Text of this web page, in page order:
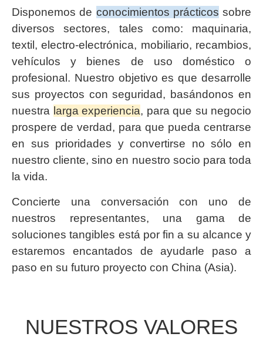
Disponemos de conocimientos prácticos sobre
diversos sectores, tales como: maquinaria,
textil, electro-electrónica, mobiliario, recambios,
vehículos y bienes de uso doméstico o
profesional. Nuestro objetivo es que desarrolle
sus proyectos con seguridad, basándonos en
nuestra larga experiencia, para que su negocio
prospere de verdad, para que pueda centrarse
en sus prioridades y convertirse no sólo en
nuestro cliente, sino en nuestro socio para toda
la vida.
Concierte una conversación con uno de
nuestros representantes, una gama de
soluciones tangibles está por fin a su alcance y
estaremos encantados de ayudarle paso a
paso en su futuro proyecto con China (Asia).
NUESTROS VALORES